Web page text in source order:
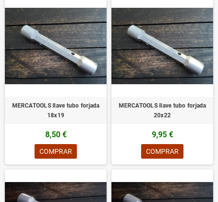
MERCATOOLS llave tubo forjada
18x19
8,50 €
COMPRAR
MERCATOOLS llave tubo forjada
20x22
9,95 €
COMPRAR